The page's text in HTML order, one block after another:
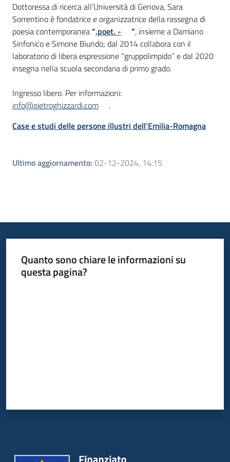
Dottoressa di ricerca all’Università di Genova, Sara
Sorrentino è fondatrice e organizzatrice della rassegna di
poesia contemporanea“,poet. - ”, insieme a Damiano
Sinfonico e Simone Biundo; dal 2014 collabora con il
laboratorio di libera espressione “gruppolimpido” e dal 2020
insegna nella scuola secondaria di primo grado.
Ingresso libero. Per informazioni:
info@pietroghizzardi.com
.
Case e studi delle persone illustri dell’Emilia-Romagna
Ultimo aggiornamento: 02-12-2024, 14:15
Quanto sono chiare le informazioni su
questa pagina?